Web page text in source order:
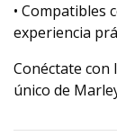
• Compatibles
experiencia
Conéctate con
único de